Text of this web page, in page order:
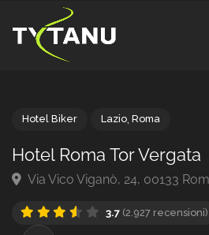
Hotel Roma Tor Vergata